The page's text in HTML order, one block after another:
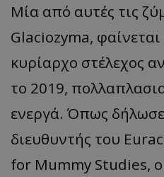
Μία από αυτές τις
Glaciozyma, φαίνεται
κυρίαρχο στέλεχος
το 2019,
ενεργά. Όπως
διευθυντής του
for Mummy Studies,